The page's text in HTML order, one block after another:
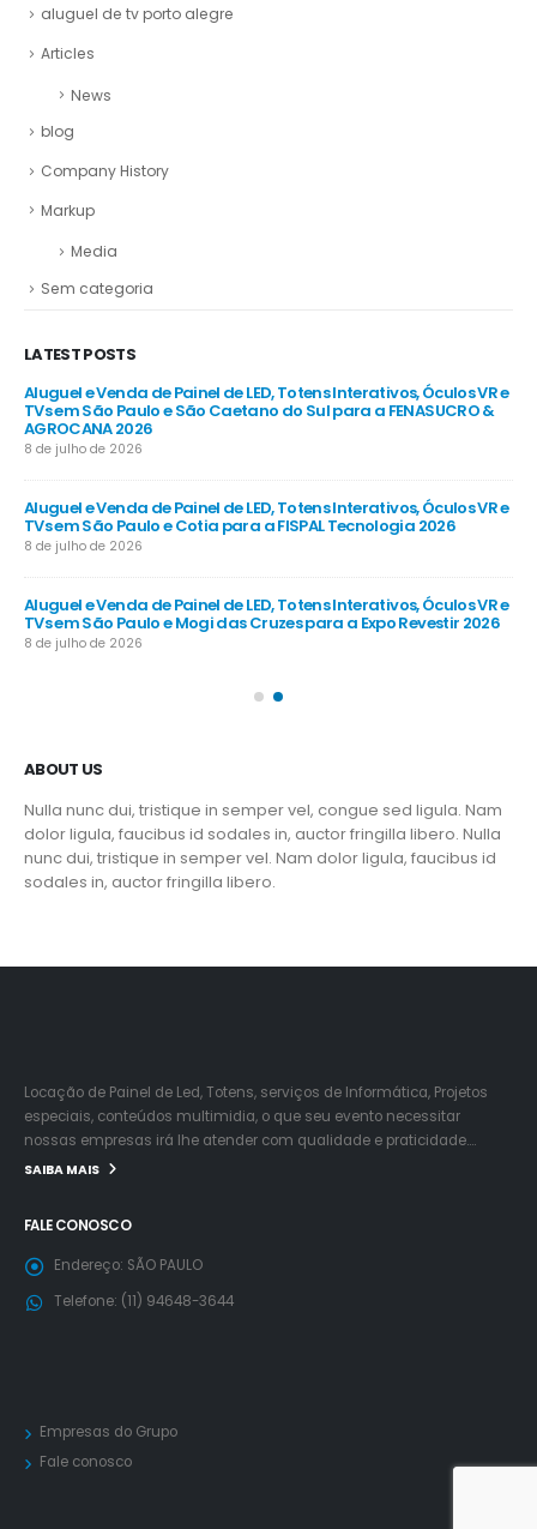
aluguel de tv porto alegre
Articles
News
blog
Company History
Markup
Media
Sem categoria
LATEST POSTS
Aluguel e Venda de Painel de LED, Totens Interativos, Óculos VR e
TVs em São Paulo e São Caetano do Sul para a FENASUCRO &
AGROCANA 2026
8 de julho de 2026
Aluguel e Venda de Painel de LED, Totens Interativos, Óculos VR e
TVs em São Paulo e Cotia para a FISPAL Tecnologia 2026
8 de julho de 2026
Aluguel e Venda de Painel de LED, Totens Interativos, Óculos VR e
TVs em São Paulo e Mogi das Cruzes para a Expo Revestir 2026
8 de julho de 2026
ABOUT US
Nulla nunc dui, tristique in semper vel, congue sed ligula. Nam
dolor ligula, faucibus id sodales in, auctor fringilla libero. Nulla
nunc dui, tristique in semper vel. Nam dolor ligula, faucibus id
sodales in, auctor fringilla libero.
Locação de Painel de Led, Totens, serviços de Informática, Projetos
especiais, conteúdos multimidia, o que seu evento necessitar
nossas empresas irá lhe atender com qualidade e praticidade….
SAIBA MAIS
FALE CONOSCO
Endereço: SÃO PAULO
Telefone: (11) 94648-3644
Empresas do Grupo
Fale conosco